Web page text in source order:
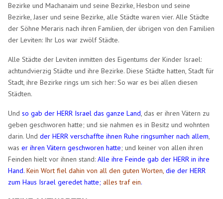
Bezirke und Machanaim und seine Bezirke, Hesbon und seine
Bezirke, Jaser und seine Bezirke, alle Städte waren vier. Alle Städte
der Söhne Meraris nach ihren Familien, der übrigen von den Familien
der Leviten: Ihr Los war zwölf Städte.
Alle Städte der Leviten inmitten des Eigentums der Kinder Israel:
achtundvierzig Städte und ihre Bezirke. Diese Städte hatten, Stadt für
Stadt, ihre Bezirke rings um sich her: So war es bei allen diesen
Städten.
Undso gab der HERR Israel das ganze Land , das er ihren Vätern zu
geben geschworen hatte; und sie nahmen es in Besitz und wohnten
darin. Undder HERR verschaffte ihnen Ruhe ringsumher nach allem
waser ihren Vätern geschworen hatte; und keiner von allen ihren
Feinden hielt vor ihnen stand:Alle ihre Feinde gab der HERR in ihre
Hand.Kein Wort fiel dahin von all den guten Worten, die der HERR
zum Haus Israel geredet hatte; alles traf ein.